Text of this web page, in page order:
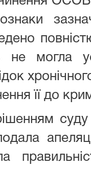
не могла
її до
суду